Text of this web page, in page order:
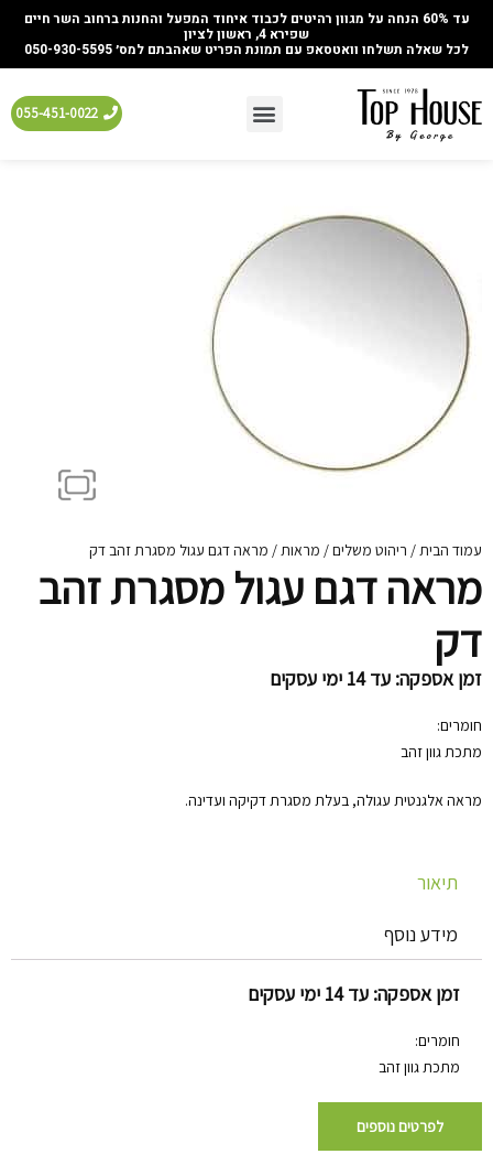
עד 60% הנחה על מגוון רהיטים לכבוד איחוד המפעל והחנות ברחוב השר חיים
שפירא 4, ראשון לציון
לכל שאלה תשלחו וואטסאפ עם תמונת הפריט שאהבתם למס׳ 050-930-5595
055-451-0022
עמוד הבית/ריהוט משלים/מראות/ מראה דגם עגול מסגרת זהב דק
מראה דגם עגול מסגרת זהב
דק
זמן אספקה: עד 14 ימי עסקים
חומרים:
מתכת גוון זהב
מראה אלגנטית עגולה, בעלת מסגרת דקיקה ועדינה.
תיאור
מידע נוסף
זמן אספקה: עד 14 ימי עסקים
חומרים:
מתכת גוון זהב
לפרטים נוספים